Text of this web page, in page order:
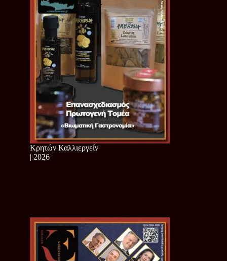
Κρητών Καλλιεργείν
| 2026